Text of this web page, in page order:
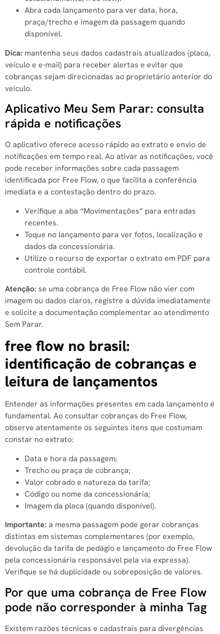
Abra cada lançamento para ver data, hora,
praça/trecho e imagem da passagem quando
disponível.
Dica: mantenha seus dados cadastrais atualizados (placa,
veículo e e-mail) para receber alertas e evitar que
cobranças sejam direcionadas ao proprietário anterior do
veículo.
Aplicativo Meu Sem Parar: consulta
rápida e notificações
O aplicativo oferece acesso rápido ao extrato e envio de
notificações em tempo real. Ao ativar as notificações, você
pode receber informações sobre cada passagem
identificada por Free Flow, o que facilita a conferência
imediata e a contestação dentro do prazo.
Verifique a aba “Movimentações” para entradas
recentes.
Toque no lançamento para ver fotos, localização e
dados da concessionária.
Utilize o recurso de exportar o extrato em PDF para
controle contábil.
Atenção: se uma cobrança de Free Flow não vier com
imagem ou dados claros, registre a dúvida imediatamente
e solicite a documentação complementar ao atendimento
Sem Parar.
free flow no brasil​:
identificação de cobranças e
leitura de lançamentos
Entender as informações presentes em cada lançamento é
fundamental. Ao consultar cobranças do Free Flow,
observe atentamente os seguintes itens que costumam
constar no extrato:
Data e hora da passagem;
Trecho ou praça de cobrança;
Valor cobrado e natureza da tarifa;
Código ou nome da concessionária;
Imagem da placa (quando disponível).
Importante: a mesma passagem pode gerar cobranças
distintas em sistemas complementares (por exemplo,
devolução da tarifa de pedágio e lançamento do Free Flow
pela concessionária responsável pela via expressa).
Verifique se há duplicidade ou sobreposição de valores.
Por que uma cobrança de Free Flow
pode não corresponder à minha Tag
Existem razões técnicas e cadastrais para divergências